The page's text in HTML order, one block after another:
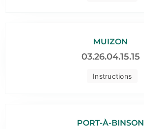
Instructions
MUIZON
03.26.04.15.15
PORT-À-BINSON